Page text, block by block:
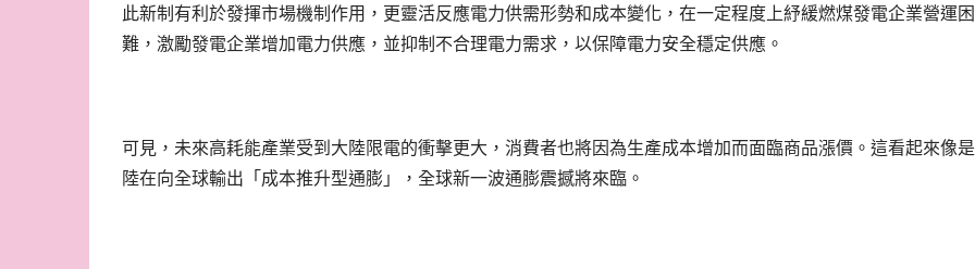
此新制有利於發揮市場機制作用，更靈活反應電力供需形勢和成本變化，在一定程度上紓緩燃煤發電企業營運困
難，激勵發電企業增加電力供應，並抑制不合理電力需求，以保障電力安全穩定供應。
可見，未來高耗能產業受到大陸限電的衝擊更大，消費者也將因為生產成本增加而面臨商品漲價。這看起來像
陸在向全球輸出「成本推升型通膨」，全球新一波通膨震撼將來臨。